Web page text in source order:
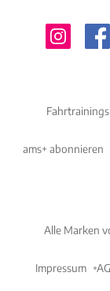
Fahrtrainings
ams+ abonnieren
Alle Marken
Impressum